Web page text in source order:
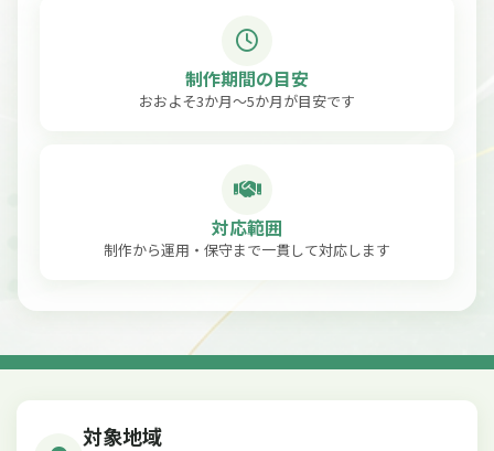
制作期間の目安
おおよそ3か月〜5か月が目安です
対応範囲
制作から運用・保守まで一貫して対応します
対象地域